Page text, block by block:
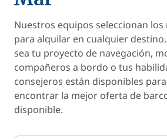
Nuestros equipos seleccionan
para alquilar en cualquier
sea tu proyecto de navegación,
compañeros a bordo o tus
consejeros están disponibles
encontrar la mejor oferta de
disponible.